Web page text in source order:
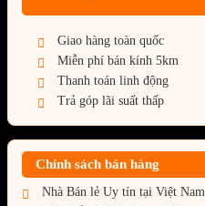
Giao hàng toàn quốc
Miễn phí bán kính 5km
Thanh toán linh động
Trả góp lãi suất thấp
Chính sách bán hàng
Nhà Bán lẻ Uy tín tại Việt Nam